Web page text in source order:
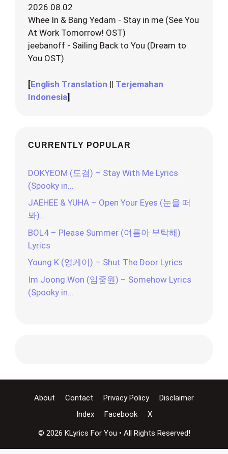
2026.08.02
Whee In & Bang Yedam - Stay in me (See You
At Work Tomorrow! OST)
jeebanoff - Sailing Back to You (Dream to
You OST)
[English Translation || Terjemahan
Indonesia]
CURRENTLY POPULAR
DOKYEOM (도겸) – Stay With Me Lyrics
(Spooky in…
JAEHEE & YUHA – Open Your Eyes (눈을 떠
봐)…
BOL4 – Please Summer (여름아 부탁해)
Lyrics
Young K (영케이) – Shut The Door Lyrics
Im Joong Won (임중원) – Somehow Lyrics
(Spooky in…
About Contact Privacy Policy
Disclaimer
Index
Facebook X
© 2026 KLyrics For You • All Rights Reserved!